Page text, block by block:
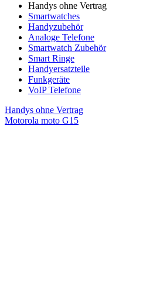
Handys ohne Vertrag
Smartwatches
Handyzubehör
Analoge Telefone
Smartwatch Zubehör
Smart Ringe
Handyersatzteile
Funkgeräte
VoIP Telefone
Handys ohne Vertrag
Motorola moto G15